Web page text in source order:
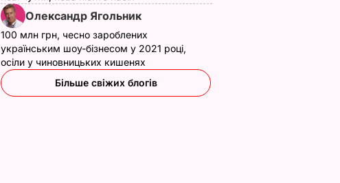
Олександр Ягольник
100 млн грн, чесно зароблених
українським шоу-бізнесом у 2021 році,
осіли у чиновницьких кишенях
Більше свіжих блогів